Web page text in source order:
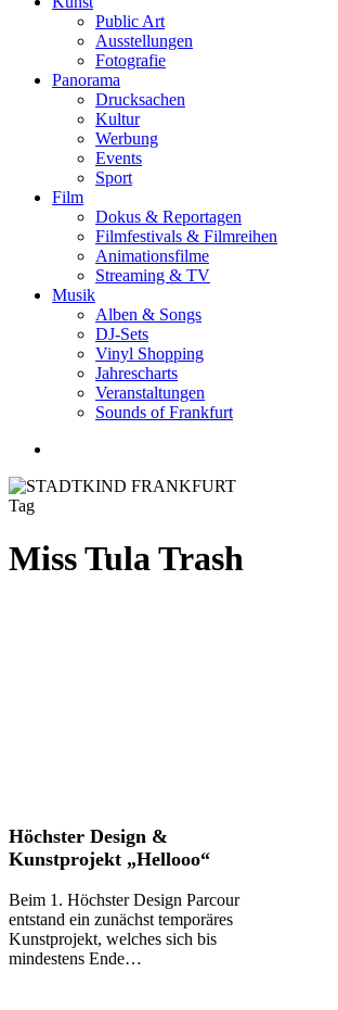
Public Art
Ausstellungen
Fotografie
Panorama
Drucksachen
Kultur
Werbung
Events
Sport
Film
Dokus & Reportagen
Filmfestivals & Filmreihen
Animationsfilme
Streaming & TV
Musik
Alben & Songs
DJ-Sets
Vinyl Shopping
Jahrescharts
Veranstaltungen
Sounds of Frankfurt
Tag
Miss Tula Trash
Höchster
Design
Kunstprojekt
„Hellooo“
Höchster Design &
Kunstprojekt „Hellooo“
Beim 1. Höchster Design Parcour
entstand ein zunächst temporäres
Kunstprojekt, welches sich bis
mindestens Ende…